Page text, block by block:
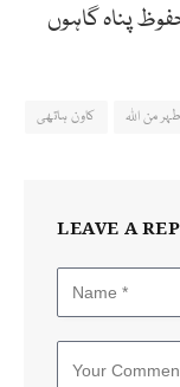
پناہ گاہوں
من اللہ
کاون ہاتھی
LEAVE A